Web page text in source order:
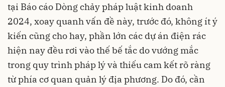
tại Báo cáo Dòng chảy pháp luật kinh doanh
2024, xoay quanh vấn đề này, trước đó, không ít ý
kiến cũng cho hay, phần lớn các dự án điện rác
hiện nay đều rơi vào thế bế tắc do vướng mắc
trong quy trình pháp lý và thiếu cam kết rõ ràng
từ phía cơ quan quản lý địa phương. Do đó, cần